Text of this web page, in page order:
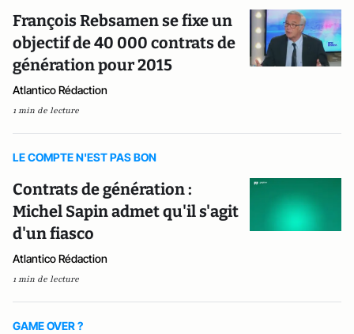
François Rebsamen se fixe un
objectif de 40 000 contrats de
génération pour 2015
Atlantico Rédaction
1 min de lecture
LE COMPTE N'EST PAS BON
Contrats de génération :
Michel Sapin admet qu'il s'agit
d'un fiasco
Atlantico Rédaction
1 min de lecture
GAME OVER ?